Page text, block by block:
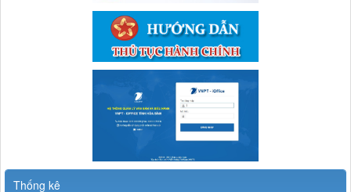
thông báo về việc khám chữa bệnh dịch vụ ngoài giờ
Thời gian đăng: 08/05/2026
lượt xem: 717 | lượt tải:69
Thống kê